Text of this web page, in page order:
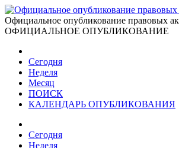
Официальное опубликование правовых
ОФИЦИАЛЬНОЕ ОПУБЛИКОВАНИЕ
Сегодня
Неделя
Месяц
ПОИСК
КАЛЕНДАРЬ ОПУБЛИКОВАНИЯ
Сегодня
Неделя